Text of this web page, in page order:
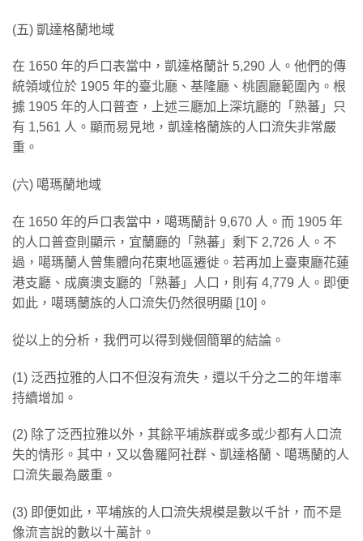
(五) 凱達格蘭地域
在 1650 年的戶口表當中，凱達格蘭計 5,290 人。他們的傳
統領域位於 1905 年的臺北廳、基隆廳、桃園廳範圍內。根
據 1905 年的人口普查，上述三廳加上深坑廳的「熟蕃」只
有 1,561 人。顯而易見地，凱達格蘭族的人口流失非常嚴
重。
(六) 噶瑪蘭地域
在 1650 年的戶口表當中，噶瑪蘭計 9,670 人。而 1905 年
的人口普查則顯示，宜蘭廳的「熟蕃」剩下 2,726 人。不
過，噶瑪蘭人曾集體向花東地區遷徙。若再加上臺東廳花蓮
港支廳、成廣澳支廳的「熟蕃」人口，則有 4,779 人。即便
如此，噶瑪蘭族的人口流失仍然很明顯 [10]。
從以上的分析，我們可以得到幾個簡單的結論。
(1) 泛西拉雅的人口不但沒有流失，還以千分之二的年增率
持續增加。
(2) 除了泛西拉雅以外，其餘平埔族群或多或少都有人口流
失的情形。其中，又以魯羅阿社群、凱達格蘭、噶瑪蘭的人
口流失最為嚴重。
(3) 即便如此，平埔族的人口流失規模是數以千計，而不是
像流言說的數以十萬計。